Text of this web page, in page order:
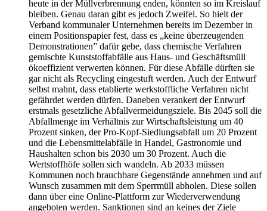
heute in der Müllverbrennung enden, könnten so im Kreislauf
bleiben. Genau daran gibt es jedoch Zweifel. So hielt der
Verband kommunaler Unternehmen bereits im Dezember in
einem Positionspapier fest, dass es „keine überzeugenden
Demonstrationen” dafür gebe, dass chemische Verfahren
gemischte Kunststoffabfälle aus Haus- und Geschäftsmüll
ökoeffizient verwerten können. Für diese Abfälle dürften sie
gar nicht als Recycling eingestuft werden. Auch der Entwurf
selbst mahnt, dass etablierte werkstoffliche Verfahren nicht
gefährdet werden dürfen. Daneben verankert der Entwurf
erstmals gesetzliche Abfallvermeidungsziele. Bis 2045 soll die
Abfallmenge im Verhältnis zur Wirtschaftsleistung um 40
Prozent sinken, der Pro-Kopf-Siedlungsabfall um 20 Prozent
und die Lebensmittelabfälle in Handel, Gastronomie und
Haushalten schon bis 2030 um 30 Prozent. Auch die
Wertstoffhöfe sollen sich wandeln. Ab 2033 müssen
Kommunen noch brauchbare Gegenstände annehmen und auf
Wunsch zusammen mit dem Sperrmüll abholen. Diese sollen
dann über eine Online-Plattform zur Wiederverwendung
angeboten werden. Sanktionen sind an keines der Ziele